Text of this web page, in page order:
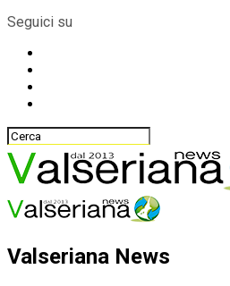
Seguici su
Valseriana News